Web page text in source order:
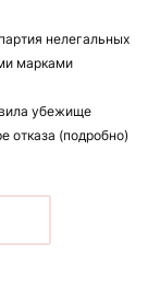
нелегальных
марками
убежище
отказа (подробно)